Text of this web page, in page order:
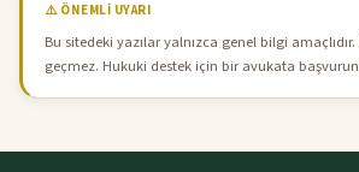
⚠️ ÖNEMLI UYARI
Bu sitedeki yazılar yalnızca genel bilgi
geçmez. Hukuki destek için bir avukata